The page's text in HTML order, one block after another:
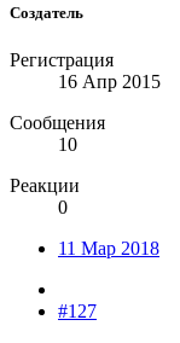
Создатель
Регистрация
16 Апр 2015
Сообщения
10
Реакции
0
11 Мар 2018
#127